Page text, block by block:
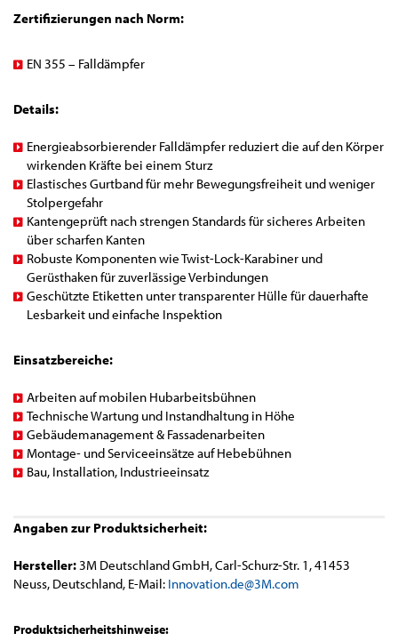
Zertifizierungen nach Norm:
​EN 355 – Falldämpfer
Details:
Energieabsorbierender Falldämpfer reduziert die auf den Körper
wirkenden Kräfte bei einem Sturz
Elastisches Gurtband für mehr Bewegungsfreiheit und weniger
Stolpergefahr
Kantengeprüft nach strengen Standards für sicheres Arbeiten
über scharfen Kanten
Robuste Komponenten wie Twist-Lock-Karabiner und
Gerüsthaken für zuverlässige Verbindungen
​Geschützte Etiketten unter transparenter Hülle für dauerhafte
Lesbarkeit und einfache Inspektion
Einsatzbereiche:
Arbeiten auf mobilen Hubarbeitsbühnen
Technische Wartung und Instandhaltung in Höhe
Gebäudemanagement & Fassadenarbeiten
Montage- und Serviceeinsätze auf Hebebühnen
Bau, Installation, Industrieeinsatz
Angaben zur Produktsicherheit:
Hersteller:3M Deutschland GmbH, Carl-Schurz-Str. 1, 41453
Neuss, Deutschland, E-Mail: Innovation.de@3M.com
Produktsicherheitshinweise: